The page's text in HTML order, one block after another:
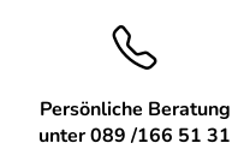
Persönliche Beratung
unter 089 /166 51 31